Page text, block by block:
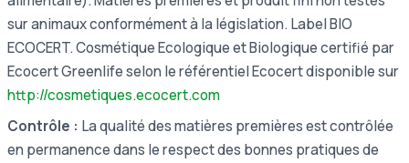
sur animaux conformément à la législation. Label BIO
ECOCERT.Cosmétique Ecologique et Biologique certifié par
Ecocert Greenlife selon le référentiel Ecocert disponible sur
http://cosmetiques.ecocert.com
Contrôle : La qualité des matières premières est contrôlée
en permanence dans le respect des bonnes pratiques de